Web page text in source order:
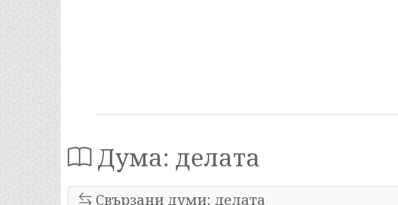
Дума: делата
Свързани думи: делата